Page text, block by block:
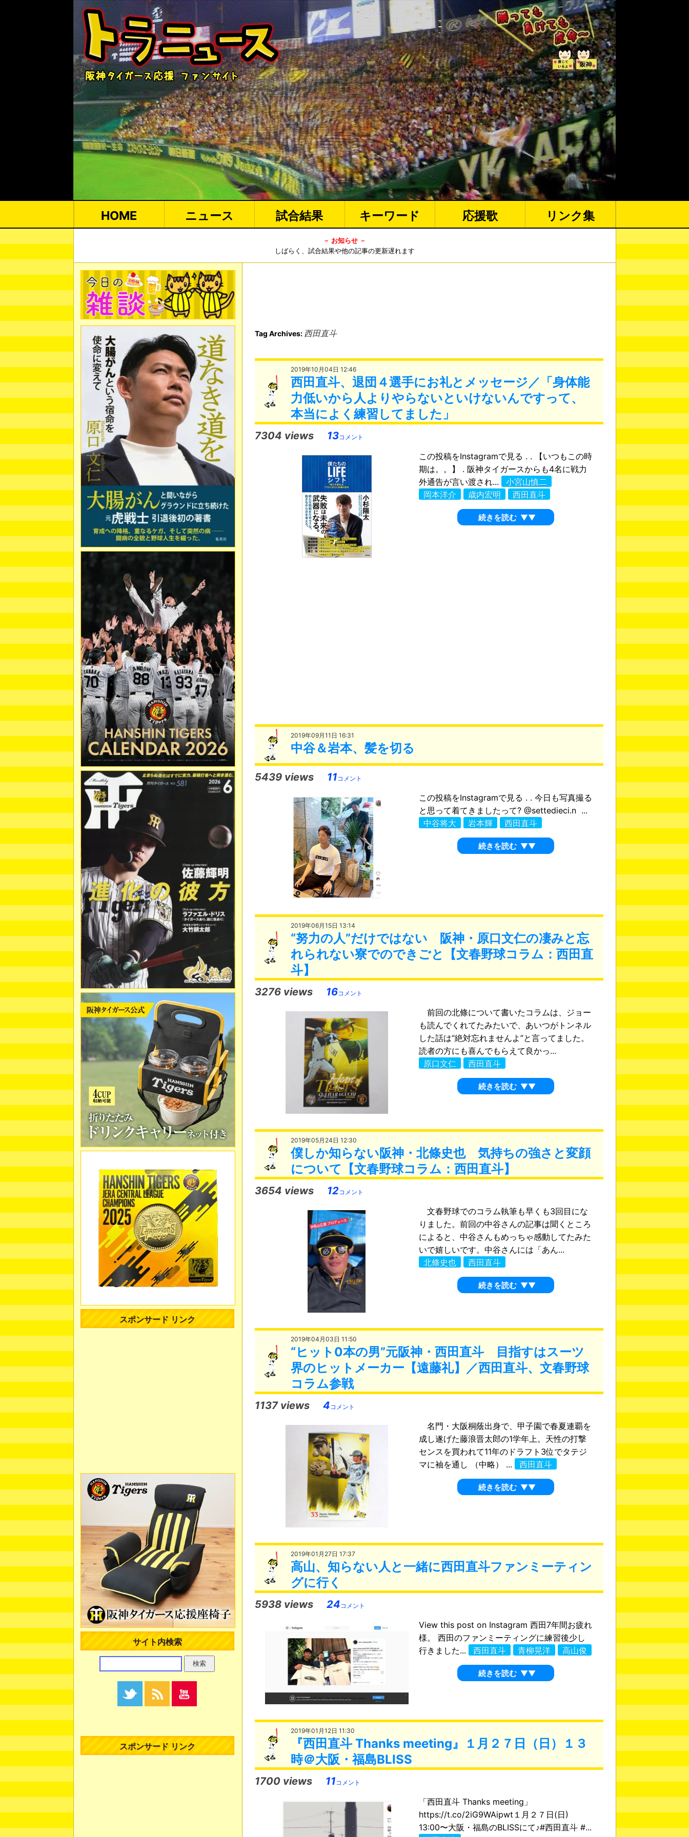
HOME ニュース 試合結果 キーワード 応援歌 リンク集
－ お知らせ －
しばらく、試合結果や他の記事の更新遅れます
Tag Archives: 西田直斗
2019年10月04日 12:46
西田直斗、退団４選手にお礼とメッセージ／「身体能
力低いから人よりやらないといけないんですって、
本当によく練習してました」
7304 views 13コメント
この投稿をInstagramで見る . . 【いつもこの時
期は。。】 . 阪神タイガースからも4名に戦力
外通告が言い渡され...
小宮山慎二
岡本洋介
歳内宏明 西田直斗
続きを読む ▼▼
2019年09月11日 16:31
中谷＆岩本、髪を切る
5439 views 11コメント
この投稿をInstagramで見る . . 今日も写真撮る
と思って着てきましたって? @settedieci.n ...
中谷将大
岩本輝 西田直斗
続きを読む ▼▼
2019年06月15日 13:14
“努力の人”だけではない 阪神・原口文仁の凄みと忘
れられない寮でのできごと【文春野球コラム：西田直
斗】
3276 views 16コメント
前回の北條について書いたコラムは、ジョー
も読んでくれてたみたいで、あいつがトンネル
した話は“絶対忘れませんよ”と言ってました。
読者の方にも喜んでもらえて良かっ...
原口文仁
西田直斗
続きを読む ▼▼
2019年05月24日 12:30
僕しか知らない阪神・北條史也 気持ちの強さと変顔
について【文春野球コラム：西田直斗】
3654 views 12コメント
文春野球でのコラム執筆も早くも3回目にな
りました。前回の中谷さんの記事は聞くところ
によると、中谷さんもめっちゃ感動してたみた
いで嬉しいです。中谷さんには「あん...
北條史也
西田直斗
続きを読む ▼▼
2019年04月03日 11:50
“ヒット0本の男”元阪神・西田直斗 目指すはスーツ
界のヒットメーカー【遠藤礼】／西田直斗、文春野球
コラム参戦
1137 views 4コメント
名門・大阪桐蔭出身で、甲子園で春夏連覇を
成し遂げた藤浪晋太郎の1学年上。天性の打撃
センスを買われて11年のドラフト3位でタテジ
マに袖を通し （中略） ...
西田直斗
続きを読む ▼▼
2019年01月27日 17:37
高山、知らない人と一緒に西田直斗ファンミーティン
グに行く
5938 views 24コメント
View this post on Instagram 西田7年間お疲れ
様。 西田のファンミーティングに練習後少し
行きました...
西田直斗 青柳晃洋 高山俊
続きを読む ▼▼
2019年01月12日 11:30
『西田直斗 Thanks meeting』１月２７日（日）１３
時＠大阪・福島BLISS
1700 views 11 コメント
「西田直斗 Thanks meeting」
https://t.co/2iG9WAipwt１月２７日(日)
13:00〜大阪・福島のBLISSにて♪#西田直斗 #...
スポンサード リンク
サイト内検索
スポンサード リンク